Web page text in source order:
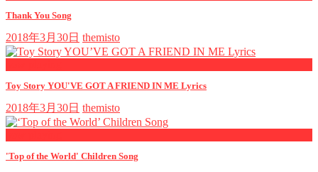
Thank You Song
2018年3月30日 themisto
Toy Story YOU'VE GOT A FRIEND IN ME Lyrics
2018年3月30日 themisto
'Top of the World' Children Song